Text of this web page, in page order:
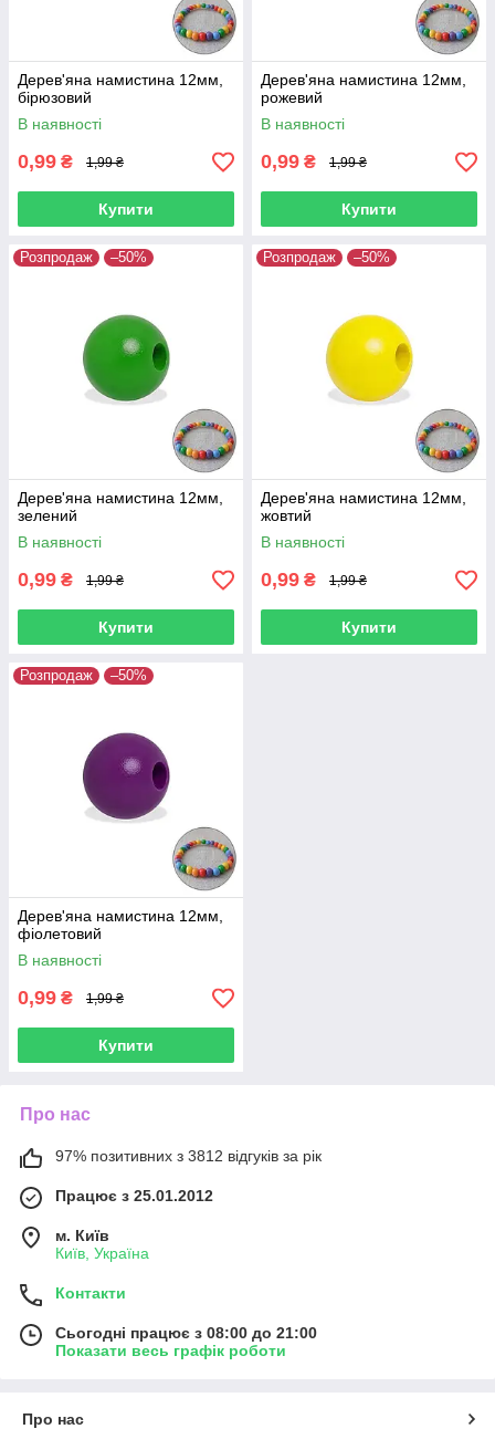
Дерев'яна намистина 12мм,
бірюзовий
В наявності
0,99 ₴ 1,99 ₴
Купити
Дерев'яна намистина 12мм,
рожевий
В наявності
0,99 ₴ 1,99 ₴
Купити
Розпродаж –50%
Дерев'яна намистина 12мм,
зелений
В наявності
0,99 ₴ 1,99 ₴
Купити
Розпродаж –50%
Дерев'яна намистина 12мм,
жовтий
В наявності
0,99 ₴ 1,99 ₴
Купити
Розпродаж –50%
Дерев'яна намистина 12мм,
фіолетовий
В наявності
0,99 ₴ 1,99 ₴
Купити
Про нас
97% позитивних з 3812 відгуків за рік
Працює з 25.01.2012
м. Київ
Київ, Україна
Контакти
Сьогодні працює з 08:00 до 21:00
Показати весь графік роботи
Про нас